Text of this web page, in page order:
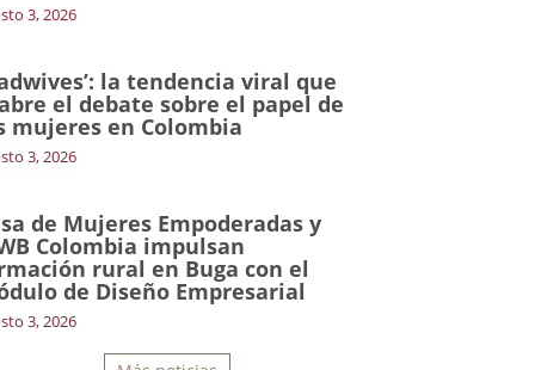
3, 2026
la tendencia viral que
el debate sobre el papel de
mujeres en Colombia
3, 2026
de Mujeres Empoderadas y
Colombia impulsan
rural en Buga con el
de Diseño Empresarial
3, 2026